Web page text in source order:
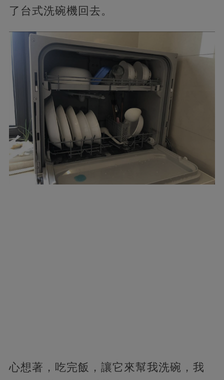
了台式洗碗機回去。
心想著，吃完飯，讓它來幫我洗碗，我